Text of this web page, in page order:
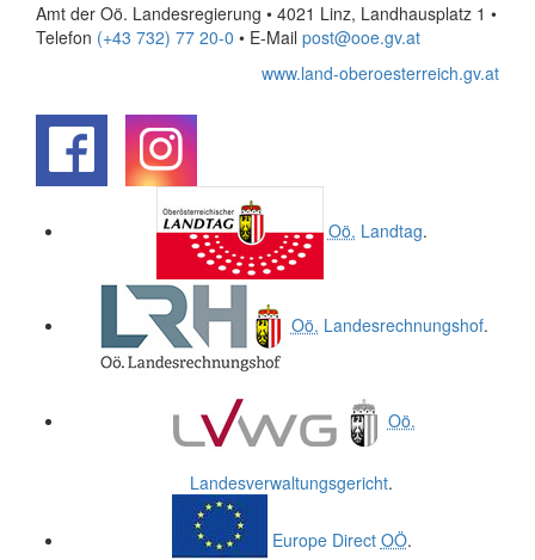
Amt der Oö. Landesregierung • 4021 Linz, Landhausplatz 1 •
Telefon (+43 732) 77 20-0 • E-Mail post@ooe.gv.at
www.land-oberoesterreich.gv.at
Oö. Landtag.
Oö. Landesrechnungshof.
Oö.
Landesverwaltungsgericht.
Europe Direct OÖ.